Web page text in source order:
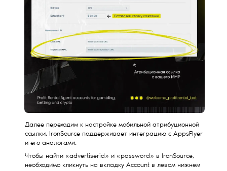
Чтобы найти «advertiserid» и «password» в IronSource,
необходимо кликнуть на вкладку Account в левом нижнем
Далее переходим к настройке мобильной атрибуционной
ссылки. IronSource поддерживает интеграцию с AppsFlyer
и его аналогами.